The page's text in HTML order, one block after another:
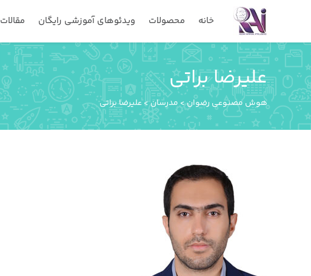
خانه محصولات ویدئوهای آموزشی رایگان مقالات
علیرضا براتی
هوش مصنوعی رضوان>مدرسان>علیرضا براتی